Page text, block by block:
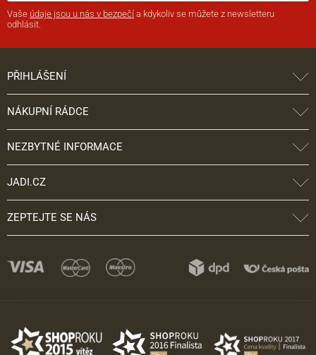
Vaše údaje jsou u nás v bezpečí a kdykoliv se můžete z newsletteru
odhlásit.
PŘIHLÁŠENÍ
NÁKUPNÍ RÁDCE
NEZBYTNÉ INFORMACE
JADI.CZ
ZEPTEJTE SE NÁS